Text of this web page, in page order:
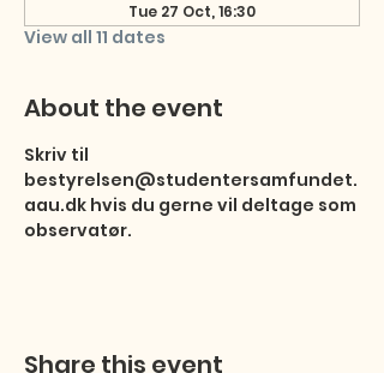
Tue 27 Oct, 16:30
View all 11 dates
About the event
Skriv til
bestyrelsen@studentersamfundet.
aau.dk hvis du gerne vil deltage som
observatør.
Share this event